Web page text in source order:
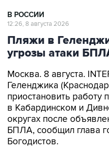
В РОССИИ
12:26, 8 августа 2026
Пляжи в
угрозы атаки
Москва. 8 августа.
Геленджика
приостановить работу
в Кабардинском и
округах после
БПЛА, сообщил глава
Богодистов.